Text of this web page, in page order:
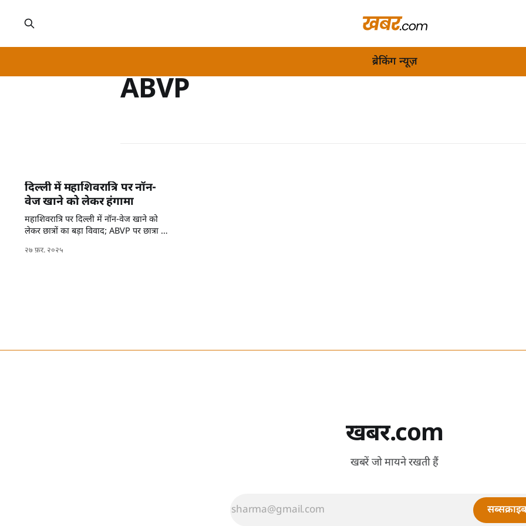
ब्रेकिंग न्यूज़
ABVP
दिल्ली में महाशिवरात्रि पर नॉन-
वेज खाने को लेकर हंगामा
महाशिवरात्रि पर दिल्ली में नॉन-वेज खाने को
लेकर छात्रों का बड़ा विवाद; ABVP पर छात्रा को
२७ फ़र. २०२५
खबर.com
खबरें जो मायने रखती हैं